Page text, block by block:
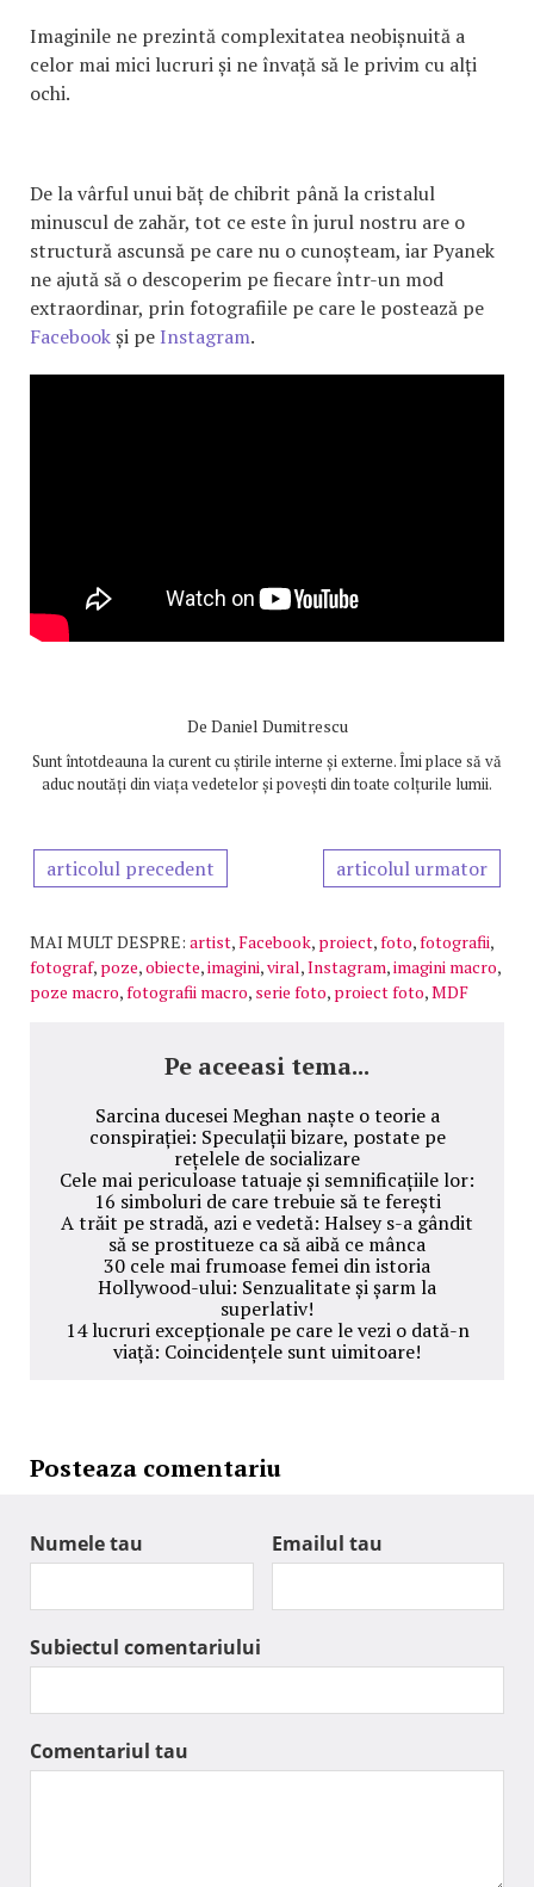
Imaginile ne prezintă complexitatea neobișnuită a
celor mai mici lucruri și ne învață să le privim cu alți
ochi.
De la vârful unui băț de chibrit până la cristalul
minuscul de zahăr, tot ce este în jurul nostru are o
structură ascunsă pe care nu o cunoșteam, iar Pyanek
ne ajută să o descoperim pe fiecare într-un mod
extraordinar, prin fotografiile pe care le postează pe
Facebookși pe Instagram.
De Daniel Dumitrescu
Sunt întotdeauna la curent cu știrile interne și externe. Îmi place să vă
aduc noutăți din viața vedetelor și povești din toate colțurile lumii.
articolul precedent articolul urmator
MAI MULT DESPRE: artist,Facebook, proiect,foto,fotografii,
fotograf, poze,obiecte,imagini,viral,Instagram,imagini macro,
poze macro,fotografii macro, serie foto, proiect foto,MDF
Pe aceeasi tema...
Sarcina ducesei Meghan naște o teorie a
conspirației: Speculații bizare, postate pe
rețelele de socializare
Cele mai periculoase tatuaje și semnificațiile lor:
16 simboluri de care trebuie să te ferești
A trăit pe stradă, azi e vedetă: Halsey s-a gândit
să se prostitueze ca să aibă ce mânca
30 cele mai frumoase femei din istoria
Hollywood-ului: Senzualitate și șarm la
superlativ!
14 lucruri excepționale pe care le vezi o dată-n
viață: Coincidențele sunt uimitoare!
Posteaza comentariu
Numele tau Emailul tau
Subiectul comentariului
Comentariul tau